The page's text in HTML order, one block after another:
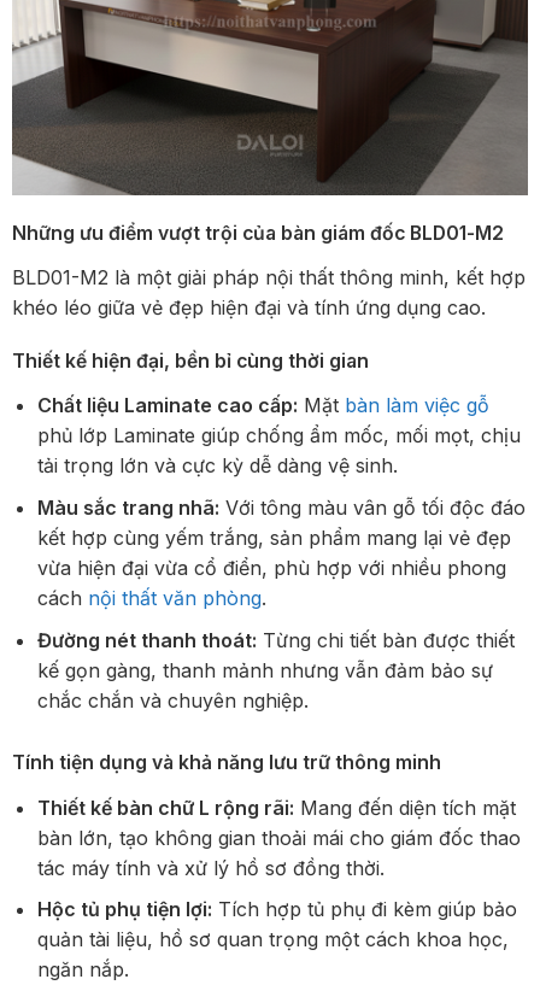
Những ưu điểm vượt trội của bàn giám đốc BLD01-M2
BLD01-M2 là một giải pháp nội thất thông minh, kết hợp
khéo léo giữa vẻ đẹp hiện đại và tính ứng dụng cao.
Thiết kế hiện đại, bền bỉ cùng thời gian
Chất liệu Laminate cao cấp: Mặt bàn làm việc gỗ
phủ lớp Laminate giúp chống ẩm mốc, mối mọt, chịu
tải trọng lớn và cực kỳ dễ dàng vệ sinh.
Màu sắc trang nhã: Với tông màu vân gỗ tối độc đáo
kết hợp cùng yếm trắng, sản phẩm mang lại vẻ đẹp
vừa hiện đại vừa cổ điển, phù hợp với nhiều phong
cách nội thất văn phòng.
Đường nét thanh thoát: Từng chi tiết bàn được thiết
kế gọn gàng, thanh mảnh nhưng vẫn đảm bảo sự
chắc chắn và chuyên nghiệp.
Tính tiện dụng và khả năng lưu trữ thông minh
Thiết kế bàn chữ L rộng rãi: Mang đến diện tích mặt
bàn lớn, tạo không gian thoải mái cho giám đốc thao
tác máy tính và xử lý hồ sơ đồng thời.
Hộc tủ phụ tiện lợi: Tích hợp tủ phụ đi kèm giúp bảo
quản tài liệu, hồ sơ quan trọng một cách khoa học,
ngăn nắp.